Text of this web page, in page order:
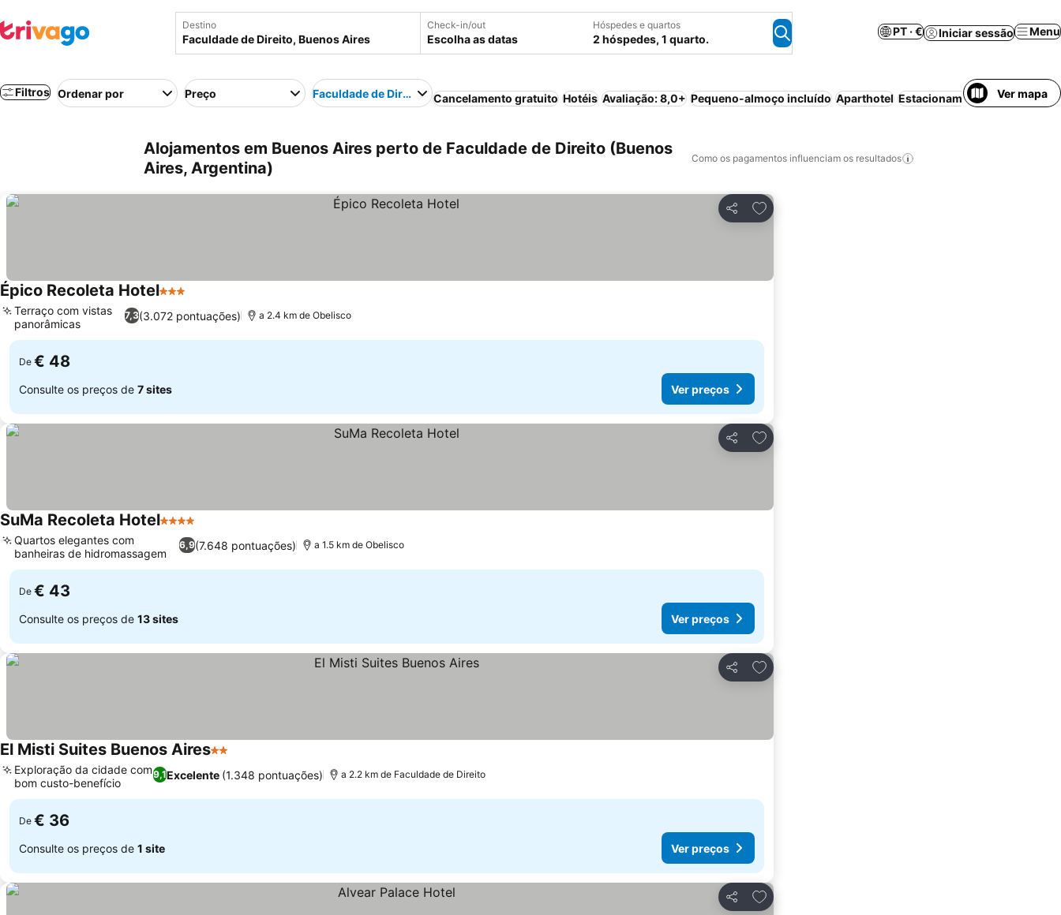
Destino Check-in/out
Escolha as datas
Hóspedes e quartos
2 hóspedes, 1 quarto.
PT · € Iniciar sessão Menu
Filtros Ordenar por Preço Faculdade de Direito Cancelamento gratuito Hotéis Avaliação: 8,0+ Pequeno-almoço incluído Aparthotel Estacionamento Wi-fi
Ver mapa
Alojamentos em Buenos Aires perto de Faculdade de Direito (Buenos
Aires, Argentina)
Como os pagamentos influenciam os resultados
Partilhar
Adicionar aos favoritos
Épico Recoleta Hotel3 Estrelas
7,3(3.072 pontuações)
Terraço com vistas
panorâmicas
a 2.4 km de Obelisco
De € 48
Consulte os preços de 7 sites Ver preços
Partilhar
Adicionar aos favoritos
SuMa Recoleta Hotel4 Estrelas
6,9(7.648 pontuações)
Quartos elegantes com
banheiras de hidromassagem
a 1.5 km de Obelisco
De € 43
Consulte os preços de 13 sites Ver preços
Partilhar
Adicionar aos favoritos
El Misti Suites Buenos Aires2 Estrelas
9,1Excelente (1.348 pontuações)
Exploração da cidade com
bom custo-benefício
a 2.2 km de Faculdade de Direito
De € 36
Consulte os preços de 1 site Ver preços
Partilhar
Adicionar aos favoritos